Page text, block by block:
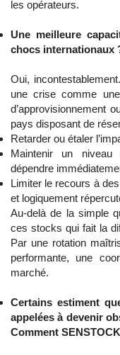
les opérateurs.
Une meilleure
chocs internationaux
Oui,
une crise comme
d’approvisionnement
pays disposant de
Retarder ou étaler
Maintenir un niveau
dépendre
Limiter le recours à
et logiquement
Au-delà de la simple
ces stocks qui fait la
Par une rotation
performante, une
marché.
Certains estiment
appelées à devenir
Comment